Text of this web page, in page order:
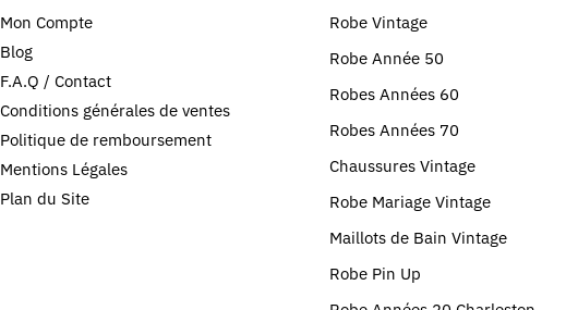
page
du
produit
page
du
produit
Mon Compte
Blog
F.A.Q / Contact
Conditions générales de ventes
Politique de remboursement
Mentions Légales
Plan du Site
Robe Vintage
Robe Année 50
Robes Années 60
Robes Années 70
Chaussures Vintage
Robe Mariage Vintage
Maillots de Bain Vintage
Robe Pin Up